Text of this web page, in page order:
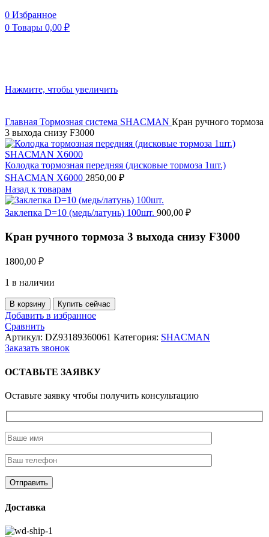
0 Избранное
0 Товары 0,00 ₽
Нажмите, чтобы увеличить
Главная Тормозная система SHACMAN Кран ручного тормоза
3 выхода снизу F3000
Колодка тормозная передняя (дисковые тормоза 1шт.)
SHACMAN X6000 2850,00 ₽
Назад к товарам
Заклепка D=10 (медь/латунь) 100шт. 900,00 ₽
Кран ручного тормоза 3 выхода снизу F3000
1800,00 ₽
1 в наличии
Количество
товара
Кран
ручного
тормоза
выхода
снизу
В корзину Купить сейчас
Добавить в избранное
Сравнить
Артикул: DZ93189360061 Категория: SHACMAN
Заказать звонок
ОСТАВЬТЕ ЗАЯВКУ
Оставьте заявку чтобы получить консультацию
Доставка